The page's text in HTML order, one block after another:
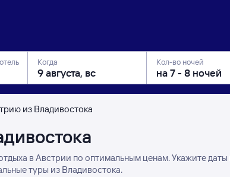
Когда Кол-во ночей
из Владивостока
в Австрии по оптимальным ценам. Укажите
туры из Владивостока.